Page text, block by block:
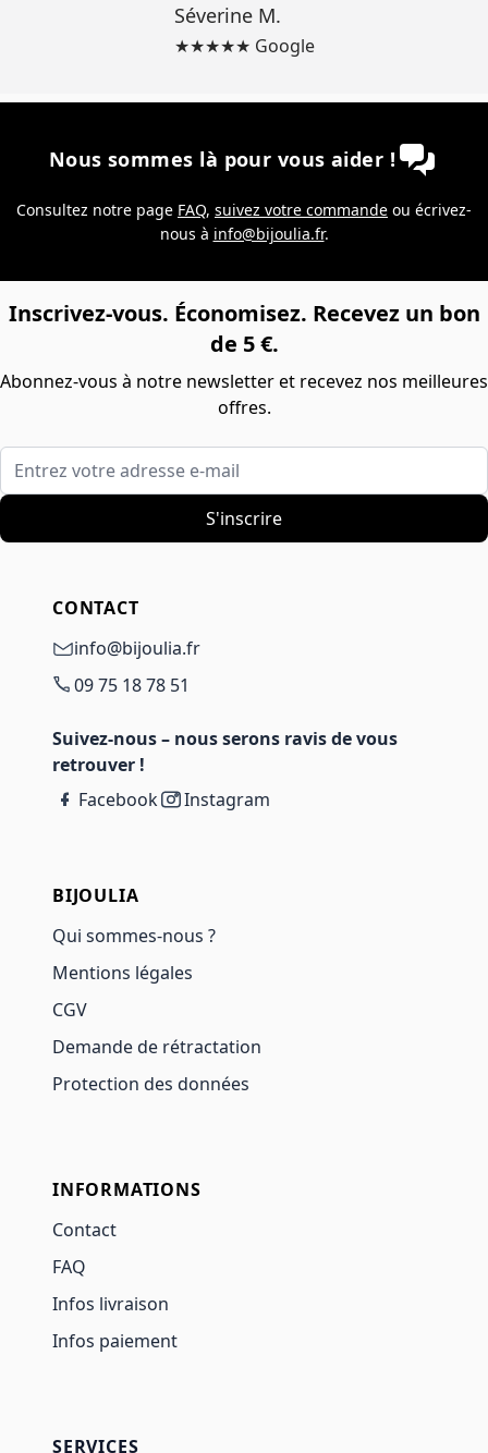
Séverine M.
★★★★★ Google
Nous sommes là pour vous aider !
Consultez notre page FAQ, suivez votre commande ou écrivez-
nous à info@bijoulia.fr.
Inscrivez-vous. Économisez. Recevez un bon
de 5 €.
Abonnez-vous à notre newsletter et recevez nos meilleures
offres.
Entrez votre adresse e-mail
S'inscrire
CONTACT
info@bijoulia.fr
09 75 18 78 51
Suivez-nous – nous serons ravis de vous
retrouver !
Facebook
Instagram
BIJOULIA
Qui sommes-nous ?
Mentions légales
CGV
Demande de rétractation
Protection des données
INFORMATIONS
Contact
FAQ
Infos livraison
Infos paiement
SERVICES